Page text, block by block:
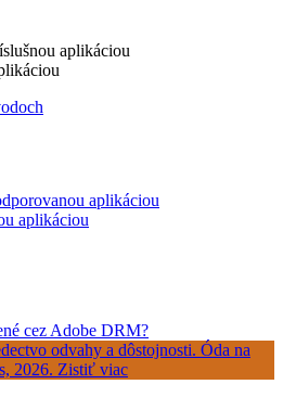
aplikáciou
aplikáciou
aplikáciou
cez Adobe DRM?